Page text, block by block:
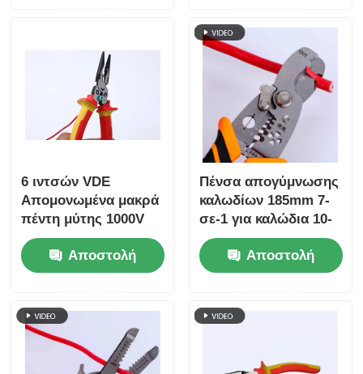
υπερσκληρότητας
6 ιντσών VDE
Απομονωμένα μακρά
πέντη μύτης 1000V
για τους
ηλεκτρολόγους
Αποστολή
Πένσα απογύμνωσης
καλωδίων 185mm 7-
σε-1 για καλώδια 10-
22 AWG
Αποστολή